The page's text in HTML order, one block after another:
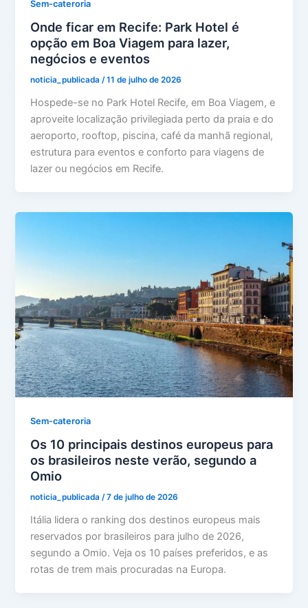
Sem-cateroria
Onde ficar em Recife: Park Hotel é
opção em Boa Viagem para lazer,
negócios e eventos
noticia_publicada/11 de julho de 2026
Hospede-se no Park Hotel Recife, em Boa Viagem, e
aproveite localização privilegiada perto da praia e do
aeroporto, rooftop, piscina, café da manhã regional,
estrutura para eventos e conforto para viagens de
lazer ou negócios em Recife.
Sem-cateroria
Os 10 principais destinos europeus para
os brasileiros neste verão, segundo a
Omio
noticia_publicada/7 de julho de 2026
Itália lidera o ranking dos destinos europeus mais
reservados por brasileiros para julho de 2026,
segundo a Omio. Veja os 10 países preferidos, e as
rotas de trem mais procuradas na Europa.